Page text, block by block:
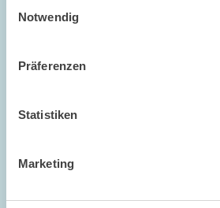
Notwendig
Präferenzen
Statistiken
Marketing
GESCHÄFTSFÜHRUNG
Bild
vergrößerter